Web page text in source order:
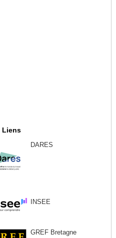
Liens
DARES
INSEE
GREF Bretagne